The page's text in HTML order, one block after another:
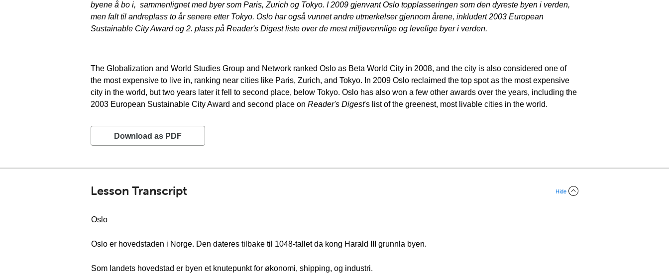
byene å bo i, sammenlignet med byer som Paris, Zurich og Tokyo. I 2009 gjenvant Oslo topplasseringen som den dyreste byen i verden,
men falt til andreplass to år senere etter Tokyo. Oslo har også vunnet andre utmerkelser gjennom årene, inkludert 2003 European
Sustainable City Award og 2. plass på Reader's Digest liste over de mest miljøvennlige og levelige byer i verden.
The Globalization and World Studies Group and Network ranked Oslo as Beta World City in 2008, and the city is also considered one of
the most expensive to live in, ranking near cities like Paris, Zurich, and Tokyo. In 2009 Oslo reclaimed the top spot as the most expensive
city in the world, but two years later it fell to second place, below Tokyo. Oslo has also won a few other awards over the years, including the
2003 European Sustainable City Award and second place on Reader's Digest's list of the greenest, most livable cities in the world.
Download as PDF
Lesson Transcript Hide
Oslo
Oslo er hovedstaden i Norge. Den dateres tilbake til 1048-tallet da kong Harald III grunnla byen.
Som landets hovedstad er byen et knutepunkt for økonomi, shipping, og industri.